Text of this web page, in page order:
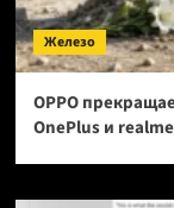
Железо
OPPO
OnePlus и